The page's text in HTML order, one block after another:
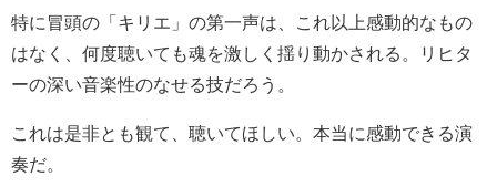
特に冒頭の「キリエ」の第一声は、これ以上感動的なもの
はなく、何度聴いても魂を激しく揺り動かされる。リヒタ
ーの深い音楽性のなせる技だろう。
これは是非とも観て、聴いてほしい。本当に感動できる演
奏だ。